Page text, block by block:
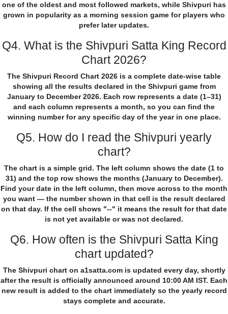
one of the oldest and most followed markets, while Shivpuri has
grown in popularity as a morning session game for players who
prefer later updates.
Q4. What is the Shivpuri Satta King Record
Chart 2026?
The Shivpuri Record Chart 2026 is a complete date-wise table
showing all the results declared in the Shivpuri game from
January to December 2026. Each row represents a date (1–31)
and each column represents a month, so you can find the
winning number for any specific day of the year in one place.
Q5. How do I read the Shivpuri yearly
chart?
The chart is a simple grid. The left column shows the date (1 to
31) and the top row shows the months (January to December).
Find your date in the left column, then move across to the month
you want — the number shown in that cell is the result declared
on that day. If the cell shows "--" it means the result for that date
is not yet available or was not declared.
Q6. How often is the Shivpuri Satta King
chart updated?
The Shivpuri chart on a1satta.com is updated every day, shortly
after the result is officially announced around 10:00 AM IST. Each
new result is added to the chart immediately so the yearly record
stays complete and accurate.